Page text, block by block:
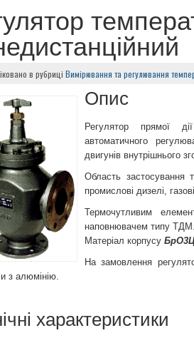
в рубриці Вимірювання та регулювання
Опис
Регулятор прямої
автоматичного
двигунів внутрішнього
Область застосування
промислові дизелі,
Термочутливим
наповнювачем типу ТДМ.
Матеріал корпусу
На замовлення
з алюмінію.
характеристики